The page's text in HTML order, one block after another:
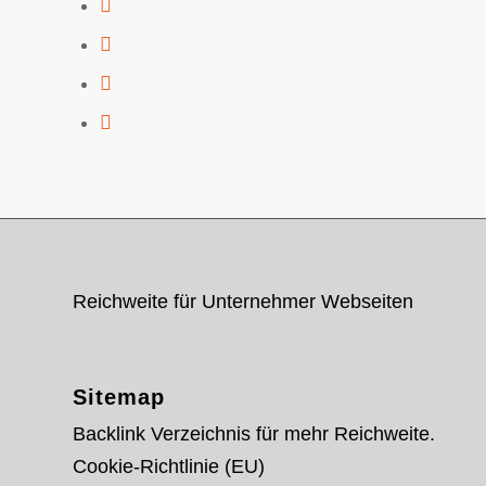
Reichweite für Unternehmer Webseiten
Sitemap
Backlink Verzeichnis für mehr Reichweite.
Cookie-Richtlinie (EU)